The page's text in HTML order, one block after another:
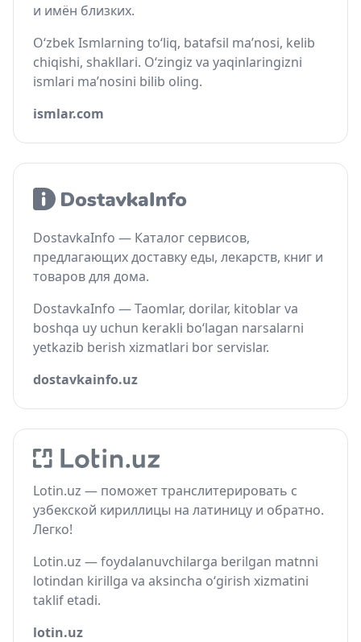
и имён близких.
O‘zbek Ismlarning to‘liq, batafsil ma’nosi, kelib
chiqishi, shakllari. O‘zingiz va yaqinlaringizni
ismlari ma’nosini bilib oling.
ismlar.com
DostavkaInfo — Каталог сервисов,
предлагающих доставку еды, лекарств, книг и
товаров для дома.
DostavkaInfo — Taomlar, dorilar, kitoblar va
boshqa uy uchun kerakli bo‘lagan narsalarni
yetkazib berish xizmatlari bor servislar.
dostavkainfo.uz
Lotin.uz — поможет транслитерировать с
узбекской кириллицы на латиницу и обратно.
Легко!
Lotin.uz — foydalanuvchilarga berilgan matnni
lotindan kirillga va aksincha o‘girish xizmatini
taklif etadi.
lotin.uz